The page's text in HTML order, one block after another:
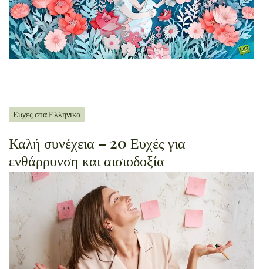
Ευχες στα Ελληνικα
Καλή συνέχεια – 20 Ευχές για
ενθάρρυνση και αισιοδοξία